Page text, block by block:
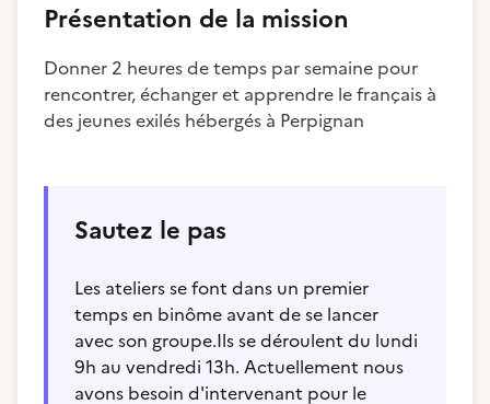
Présentation de la mission
Donner 2 heures de temps par semaine pour
rencontrer, échanger et apprendre le français à
des jeunes exilés hébergés à Perpignan
Sautez le pas
Les ateliers se font dans un premier
temps en binôme avant de se lancer
avec son groupe.Ils se déroulent du lundi
9h au vendredi 13h. Actuellement nous
avons besoin d'intervenant pour le